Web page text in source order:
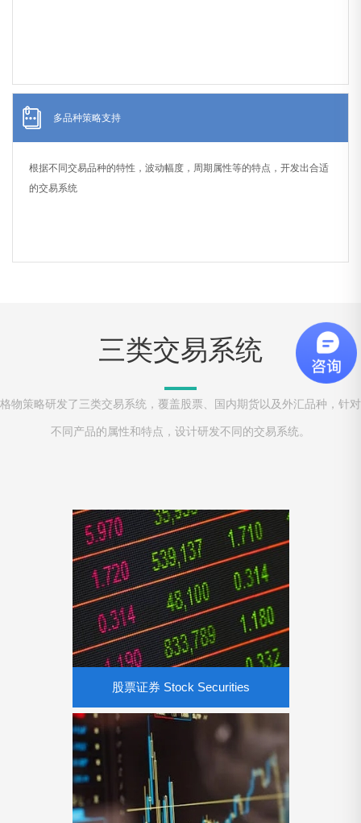
多品种策略支持
根据不同交易品种的特性，波动幅度，周期属性等的特点，开发出合适
的交易系统
三类交易系统
格物策略研发了三类交易系统，覆盖股票、国内期货以及外汇品种，针对
不同产品的属性和特点，设计研发不同的交易系统。
股票证券 Stock Securities
股票博弈操盘大师，支持国内A股市场的
3054只股票。
股票证券 Stock Securities